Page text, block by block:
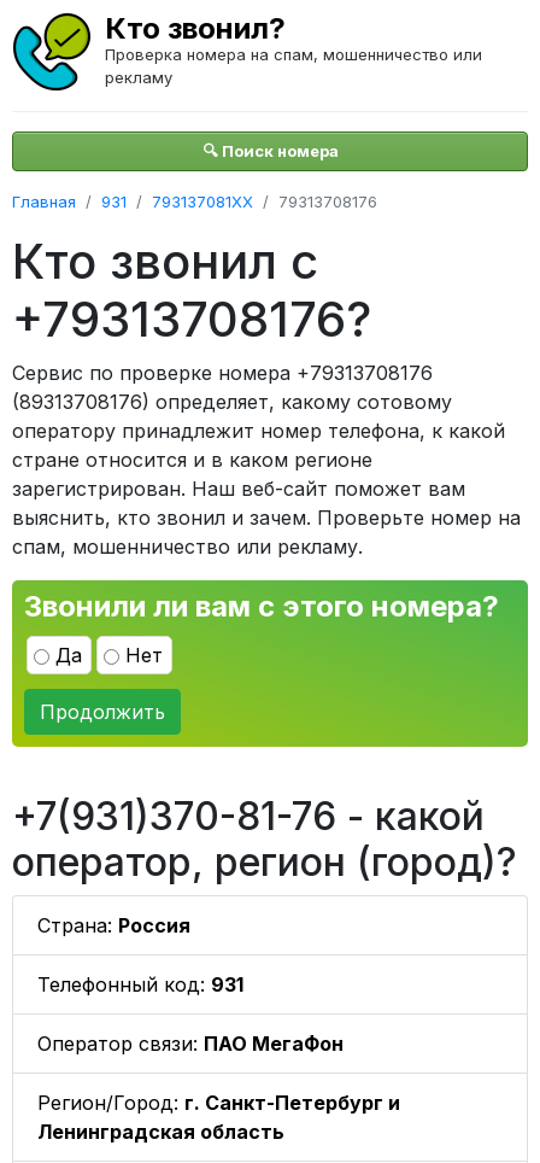
Кто звонил?
Проверка номера на спам, мошенничество или
рекламу
🔍 Поиск номера
Главная 931 793137081XX 79313708176
Кто звонил с
+79313708176?
Сервис по проверке номера +79313708176
(89313708176) определяет, какому сотовому
оператору принадлежит номер телефона, к какой
стране относится и в каком регионе
зарегистрирован. Наш веб-сайт поможет вам
выяснить, кто звонил и зачем. Проверьте номер на
спам, мошенничество или рекламу.
Звонили ли вам с этого номера?
Да Нет
Продолжить
+7(931)370-81-76 - какой
оператор, регион (город)?
Страна: Россия
Телефонный код: 931
Оператор связи: ПАО МегаФон
Регион/Город: г. Санкт-Петербург и
Ленинградская область